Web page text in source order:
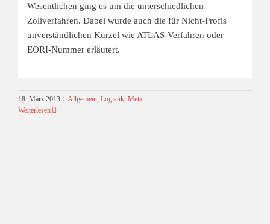
Wesentlichen ging es um die unterschiedlichen
Zollverfahren. Dabei wurde auch die für Nicht-Profis
unverständlichen Kürzel wie ATLAS-Verfahren oder
EORI-Nummer erläutert.
18. März 2013 Allgemein, Logistik, Meta
Weiterlesen